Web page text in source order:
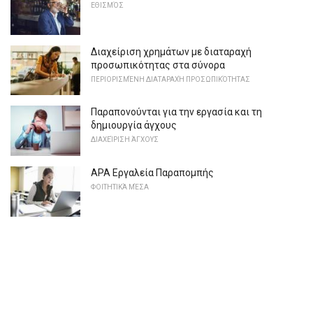
ΕΘΙΣΜΌΣ
Διαχείριση χρημάτων με διαταραχή
προσωπικότητας στα σύνορα
ΠΕΡΙΟΡΙΣΜΈΝΗ ΔΙΑΤΑΡΑΧΉ ΠΡΟΣΩΠΙΚΌΤΗΤΑΣ
Παραπονούνται για την εργασία και τη
δημιουργία άγχους
ΔΙΑΧΕΊΡΙΣΗ ΆΓΧΟΥΣ
APA Εργαλεία Παραπομπής
ΦΟΙΤΗΤΙΚΆ ΜΈΣΑ